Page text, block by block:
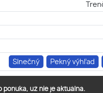
Slnečný Pekný výhľad
ponuka, už nie je aktuálna.